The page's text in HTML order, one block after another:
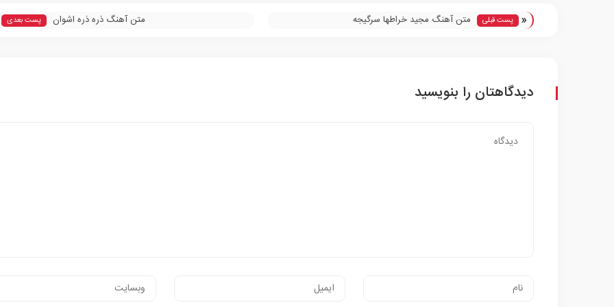
« پست قبلی متن آهنگ مجید خراطها سرگیجه متن آهنگ ذره ذره اشوان پست بعدی
دیدگاهتان را بنویسید